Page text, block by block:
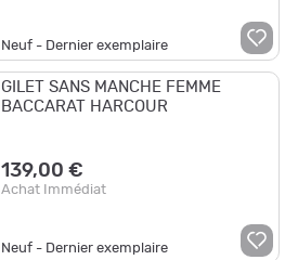
Neuf - Dernier exemplaire
GILET SANS MANCHE FEMME
BACCARAT HARCOUR
139,00 €
Achat Immédiat
Neuf - Dernier exemplaire